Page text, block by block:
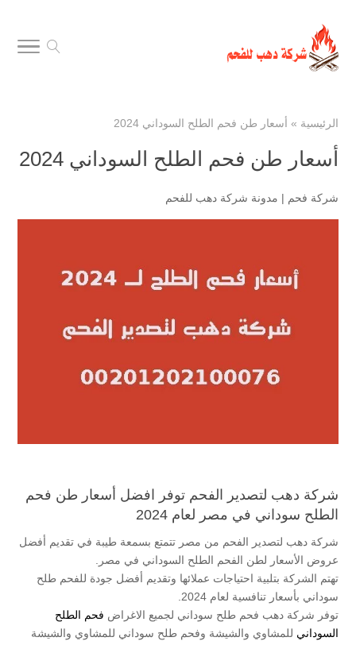
الرئيسية » أسعار طن فحم الطلح السوداني 2024
أسعار طن فحم الطلح السوداني 2024
شركة فحم | مدونة شركة دهب للفحم
شركة دهب لتصدير الفحم توفر افضل أسعار طن فحم
الطلح سوداني في مصر لعام 2024
شركة دهب لتصدير الفحم من مصر تتمتع بسمعة طيبة في تقديم أفضل
عروض الأسعار لطن الفحم الطلح السوداني في مصر.
تهتم الشركة بتلبية احتياجات عملائها وتقديم أفضل جودة للفحم طلح
سوداني بأسعار تنافسية لعام 2024.
توفر شركة دهب فحم طلح سوداني لجميع الاغراض فحم الطلح
السوداني للمشاوي والشيشة وفحم طلح سوداني للمشاوي والشيشة